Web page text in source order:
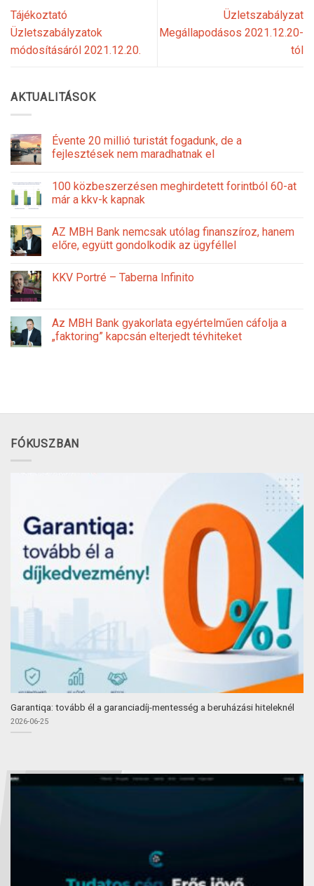
Tájékoztató
Üzletszabályzatok
módosításáról 2021.12.20.
Üzletszabályzat
Megállapodásos 2021.12.20-
tól
AKTUALITÁSOK
Évente 20 millió turistát fogadunk, de a
fejlesztések nem maradhatnak el
100 közbeszerzésen meghirdetett forintból 60-at
már a kkv-k kapnak
AZ MBH Bank nemcsak utólag finanszíroz, hanem
előre, együtt gondolkodik az ügyféllel
KKV Portré – Taberna Infinito
Az MBH Bank gyakorlata egyértelműen cáfolja a
„faktoring” kapcsán elterjedt tévhiteket
FÓKUSZBAN
Garantiqa: tovább él a garanciadíj-mentesség a beruházási hiteleknél
2026-06-25